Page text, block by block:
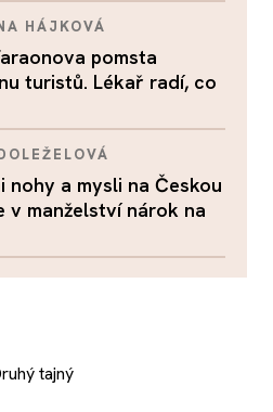
HÁJKOVÁ
pomsta
turistů. Lékař radí, co
nohy a mysli na Českou
v manželství nárok na